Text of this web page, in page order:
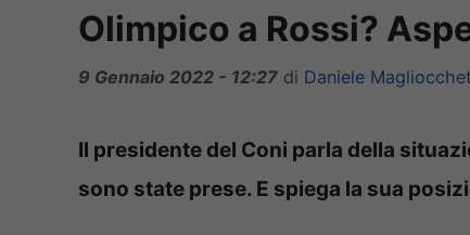
Olimpico a Rossi?
9 Gennaio 2022 - 12:27 di Daniele
Il presidente del Coni parla della
sono state prese. E spiega la sua